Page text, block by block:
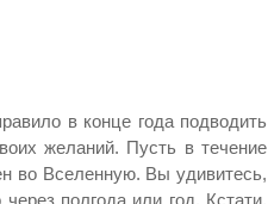
в конце года подводить
желаний. Пусть в течение
во Вселенную. Вы удивитесь,
полгода или год. Кстати,